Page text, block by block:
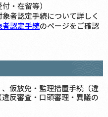
・在留等）
者認定手続について詳しく
認定手続のページをご確認
仮放免・監理措置手続（違
反審査・口頭審理・異議の